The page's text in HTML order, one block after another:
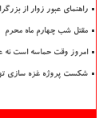
راهنمای عبور زوار از
مقتل شب چهارم ماه محرم
امروز وقت حماسه است نه
شکست پروژه غزه سازی